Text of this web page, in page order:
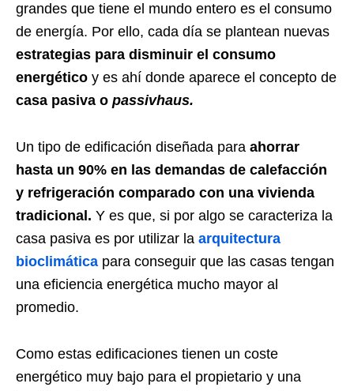
grandes que tiene el mundo entero es el consumo
de energía. Por ello, cada día se plantean nuevas
estrategias para disminuir el consumo
energético y es ahí donde aparece el concepto de
casa pasiva o passivhaus.
Un tipo de edificación diseñada para ahorrar
hasta un 90% en las demandas de calefacción
y refrigeración comparado con una vivienda
tradicional. Y es que, si por algo se caracteriza la
casa pasiva es por utilizar la arquitectura
bioclimática para conseguir que las casas tengan
una eficiencia energética mucho mayor al
promedio.
Como estas edificaciones tienen un coste
energético muy bajo para el propietario y una